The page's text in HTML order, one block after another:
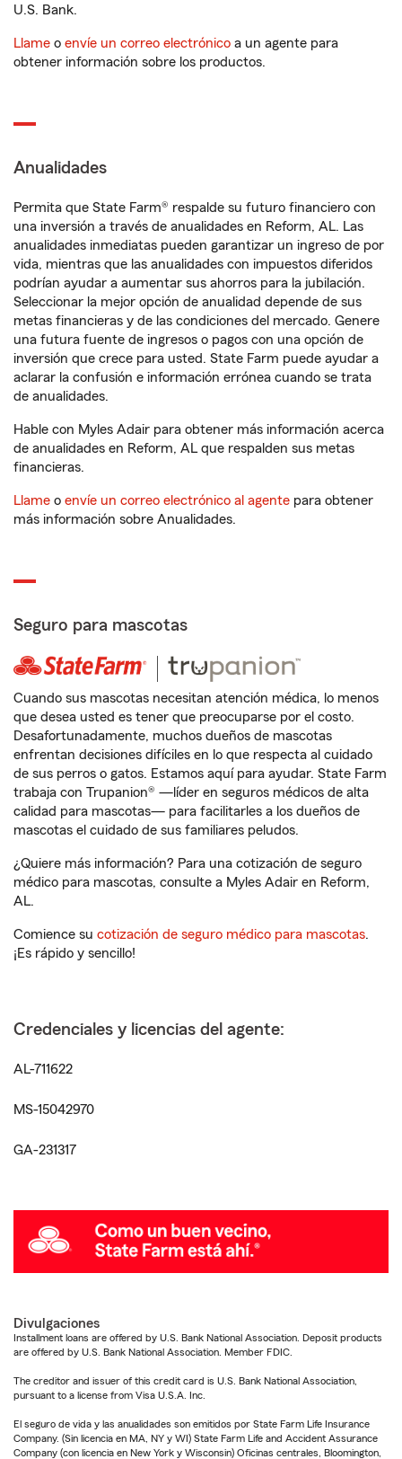
U.S. Bank.
Llame o envíe un correo electrónico a un agente para
obtener información sobre los productos.
Anualidades
Permita que State Farm® respalde su futuro financiero con
una inversión a través de anualidades en Reform, AL. Las
anualidades inmediatas pueden garantizar un ingreso de por
vida, mientras que las anualidades con impuestos diferidos
podrían ayudar a aumentar sus ahorros para la jubilación.
Seleccionar la mejor opción de anualidad depende de sus
metas financieras y de las condiciones del mercado. Genere
una futura fuente de ingresos o pagos con una opción de
inversión que crece para usted. State Farm puede ayudar a
aclarar la confusión e información errónea cuando se trata
de anualidades.
Hable con Myles Adair para obtener más información acerca
de anualidades en Reform, AL que respalden sus metas
financieras.
Llame o envíe un correo electrónico al agente para obtener
más información sobre Anualidades.
Seguro para mascotas
Cuando sus mascotas necesitan atención médica, lo menos
que desea usted es tener que preocuparse por el costo.
Desafortunadamente, muchos dueños de mascotas
enfrentan decisiones difíciles en lo que respecta al cuidado
de sus perros o gatos. Estamos aquí para ayudar. State Farm
trabaja con Trupanion® —líder en seguros médicos de alta
calidad para mascotas— para facilitarles a los dueños de
mascotas el cuidado de sus familiares peludos.
¿Quiere más información? Para una cotización de seguro
médico para mascotas, consulte a Myles Adair en Reform,
AL.
Comience su cotización de seguro médico para mascotas.
¡Es rápido y sencillo!
Credenciales y licencias del agente:
AL-711622
MS-15042970
GA-231317
Divulgaciones
Installment loans are offered by U.S. Bank National Association. Deposit products
are offered by U.S. Bank National Association. Member FDIC.
The creditor and issuer of this credit card is U.S. Bank National Association,
pursuant to a license from Visa U.S.A. Inc.
El seguro de vida y las anualidades son emitidos por State Farm Life Insurance
Company. (Sin licencia en MA, NY y WI) State Farm Life and Accident Assurance
Company (con licencia en New York y Wisconsin) Oficinas centrales, Bloomington,